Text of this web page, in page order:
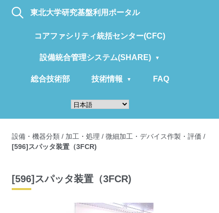
東北大学研究基盤利用ポータル
コアファシリティ統括センター(CFC)
設備統合管理システム(SHARE)
総合技術部 技術情報 FAQ
設備・機器分類 / 加工・処理 / 微細加工・デバイス作製・評価 /
[596]スパッタ装置（3FCR)
[596]スパッタ装置（3FCR)